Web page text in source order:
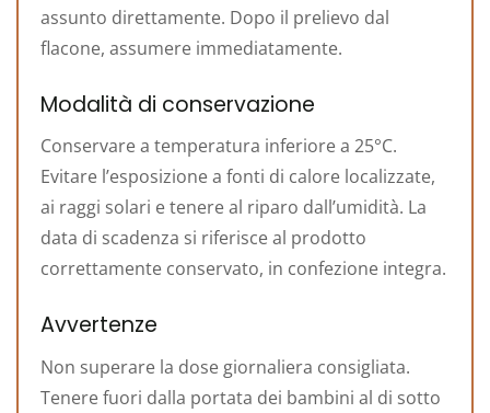
assunto direttamente. Dopo il prelievo dal
flacone, assumere immediatamente.
Modalità di conservazione
Conservare a temperatura inferiore a 25°C.
Evitare l’esposizione a fonti di calore localizzate,
ai raggi solari e tenere al riparo dall’umidità. La
data di scadenza si riferisce al prodotto
correttamente conservato, in confezione integra.
Avvertenze
Non superare la dose giornaliera consigliata.
Tenere fuori dalla portata dei bambini al di sotto